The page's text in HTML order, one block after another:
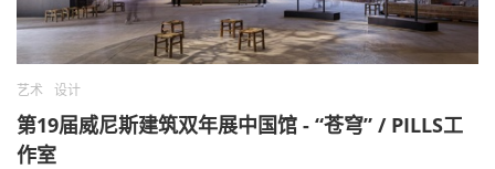
艺术 设计
第19届威尼斯建筑双年展中国馆 - “苍穹” / PILLS工
作室